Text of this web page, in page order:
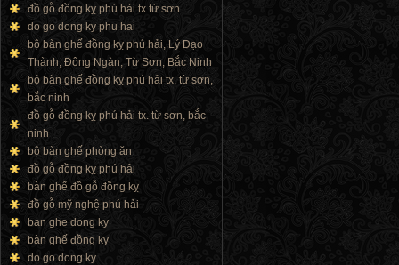
đồ gỗ đồng kỵ phú hải tx từ sơn
do go dong ky phu hai
bộ bàn ghế đồng kỵ phú hải, Lý Đạo
Thành, Đông Ngàn, Từ Sơn, Bắc Ninh
bộ bàn ghế đồng kỵ phú hải tx. từ sơn,
bắc ninh
đồ gỗ đồng kỵ phú hải tx. từ sơn, bắc
ninh
bộ bàn ghế phòng ăn
đồ gỗ đồng kỵ phú hải
bàn ghế đồ gỗ đồng kỵ
đồ gỗ mỹ nghệ phú hải
ban ghe dong ky
bàn ghế đồng kỵ
do go dong ky